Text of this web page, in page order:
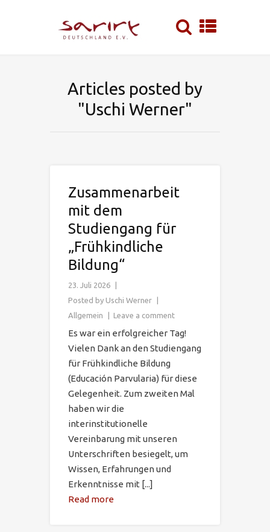
Articles posted by
"Uschi Werner"
Zusammenarbeit
mit dem
Studiengang für
„Frühkindliche
Bildung“
23. Juli 2026
Posted by Uschi Werner
Allgemein
Leave a comment
Es war ein erfolgreicher Tag!
Vielen Dank an den Studiengang
für Frühkindliche Bildung
(Educación Parvularia) für diese
Gelegenheit. Zum zweiten Mal
haben wir die
interinstitutionelle
Vereinbarung mit unseren
Unterschriften besiegelt, um
Wissen, Erfahrungen und
Erkenntnisse mit [...]
Read more